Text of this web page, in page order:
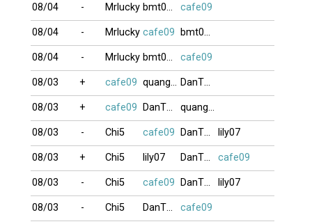
08/04 - Mrlucky bmt0007 cafe09
08/04 - Mrlucky cafe09 bmt0007
08/04 - Mrlucky bmt0007 cafe09
08/03 + cafe09 quangliem999 DanTheMan
08/03 + cafe09 DanTheMan quangliem999
08/03 - Chi5 cafe09 DanTheMan lily07
08/03 + Chi5 lily07 DanTheMan cafe09
08/03 - Chi5 cafe09 DanTheMan lily07
08/03 - Chi5 DanTheMan cafe09